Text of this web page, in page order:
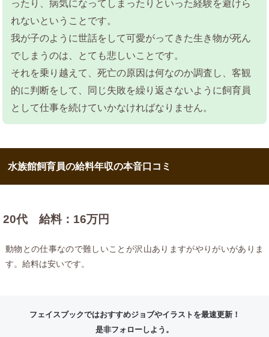
ったり、病気になってしまったりといった経験を避けら
れないということです。
我が子のように世話をして可愛がってきた生き物が死ん
でしまうのは、とても悲しいことです。
それを乗り越えて、死亡の原因は何なのか調査し、客観
的に判断をして、同じ失敗を繰り返さないように飼育員
として仕事を続けていかなければなりません。
水族館飼育員の給料年収の本音口コミ
20代 給料：16万円
動物との仕事なので難しいことが沢山ありますがやりがいがありま
す。給料は安いです。
フェイスブックではおすすめジョブやイラストを最速更新！
是非フォローしよう。